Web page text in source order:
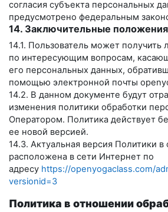
согласия субъекта персональных
предусмотрено федеральным
14. Заключительные положения
14.1. Пользователь может получить
по интересующим вопросам,
его персональных данных,
помощью электронной почты
14.2. В данном документе будут
изменения политики обработки
Оператором. Политика действует
ее новой версией.
14.3. Актуальная версия Политики
расположена в сети Интернет по
адресу https://openyogaclass.com/
versionid=3
Политика в отношении